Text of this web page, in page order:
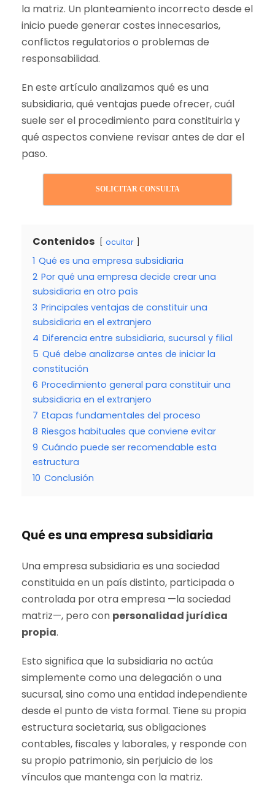
la matriz. Un planteamiento incorrecto desde el
inicio puede generar costes innecesarios,
conflictos regulatorios o problemas de
responsabilidad.
En este artículo analizamos qué es una
subsidiaria, qué ventajas puede ofrecer, cuál
suele ser el procedimiento para constituirla y
qué aspectos conviene revisar antes de dar el
paso.
SOLICITAR CONSULTA
Contenidos ocultar
1 Qué es una empresa subsidiaria
2 Por qué una empresa decide crear una
subsidiaria en otro país
3 Principales ventajas de constituir una
subsidiaria en el extranjero
4 Diferencia entre subsidiaria, sucursal y filial
5 Qué debe analizarse antes de iniciar la
constitución
6 Procedimiento general para constituir una
subsidiaria en el extranjero
7 Etapas fundamentales del proceso
8 Riesgos habituales que conviene evitar
9 Cuándo puede ser recomendable esta
estructura
10 Conclusión
Qué es una empresa subsidiaria
Una empresa subsidiaria es una sociedad
constituida en un país distinto, participada o
controlada por otra empresa —la sociedad
matriz—, pero con personalidad jurídica
propia.
Esto significa que la subsidiaria no actúa
simplemente como una delegación o una
sucursal, sino como una entidad independiente
desde el punto de vista formal. Tiene su propia
estructura societaria, sus obligaciones
contables, fiscales y laborales, y responde con
su propio patrimonio, sin perjuicio de los
vínculos que mantenga con la matriz.